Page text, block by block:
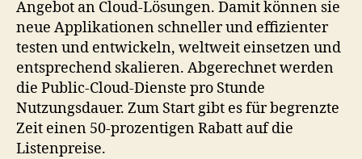
Angebot an Cloud-Lösungen. Damit können sie
neue Applikationen schneller und effizienter
testen und entwickeln, weltweit einsetzen und
entsprechend skalieren. Abgerechnet werden
die Public-Cloud-Dienste pro Stunde
Nutzungsdauer. Zum Start gibt es für begrenzte
Zeit einen 50-prozentigen Rabatt auf die
Listenpreise.